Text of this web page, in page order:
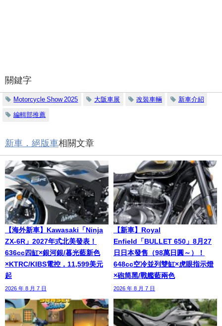
關鍵字
Motorcycle Show 2025 大阪車展 改裝車輛 新車介紹
編輯部推薦
新車．絕版車相關文章
【海外新車】Kawasaki「Ninja
ZX-6R」2027年式北美發表！
636cc四缸×銀河銀/暮光藍新色
×KTRC/KIBS電控，11,599美元
起
2026 年 8 月 7 日
【新車】Royal
Enfield「BULLET 650」8月27
日日本發售（98萬日圓～）！
648cc空冷並列雙缸×虎眼指示燈
×砲筒黑/戰艦藍兩色
2026 年 8 月 7 日